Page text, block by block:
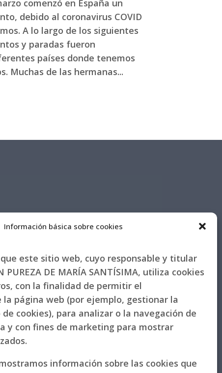
Información básica sobre cookies
este sitio web, cuyo responsable y titular
PUREZA DE MARÍA SANTÍSIMA, utiliza cookies
con la finalidad de permitir el
página web (por ejemplo, gestionar la
cookies), para analizar o la navegación de
y con fines de marketing para mostrar
información sobre las cookies que
comenzó en España un
debido al coronavirus COVID
A lo largo de los siguientes
y paradas fueron
países donde tenemos
Muchas de las hermanas...